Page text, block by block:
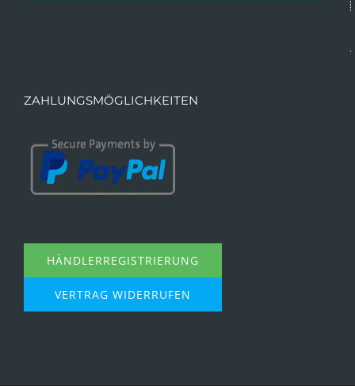
ZAHLUNGSMÖGLICHKEITEN
HÄNDLERREGISTRIERUNG
VERTRAG WIDERRUFEN